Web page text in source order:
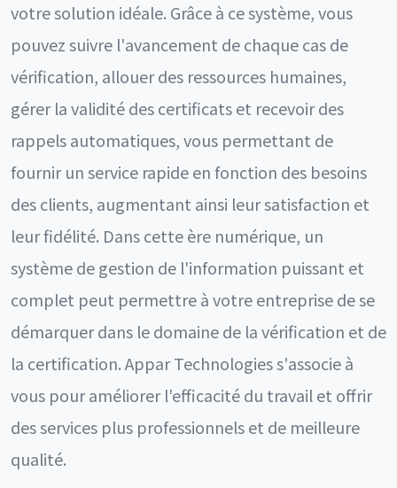
votre solution idéale. Grâce à ce système, vous
pouvez suivre l'avancement de chaque cas de
vérification, allouer des ressources humaines,
gérer la validité des certificats et recevoir des
rappels automatiques, vous permettant de
fournir un service rapide en fonction des besoins
des clients, augmentant ainsi leur satisfaction et
leur fidélité. Dans cette ère numérique, un
système de gestion de l'information puissant et
complet peut permettre à votre entreprise de se
démarquer dans le domaine de la vérification et de
la certification. Appar Technologies s'associe à
vous pour améliorer l'efficacité du travail et offrir
des services plus professionnels et de meilleure
qualité.